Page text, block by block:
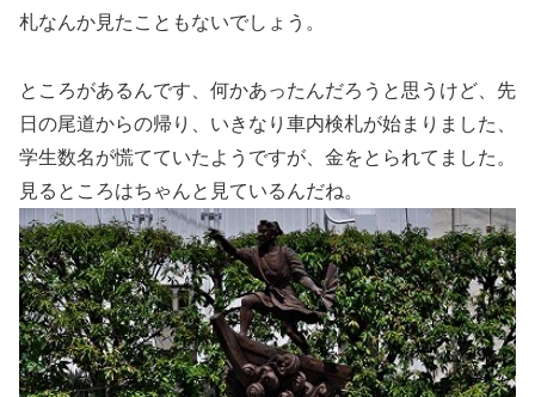
札なんか見たこともないでしょう。
ところがあるんです、何かあったんだろうと思うけど、先
日の尾道からの帰り、いきなり車内検札が始まりました、
学生数名が慌てていたようですが、金をとられてました。
見るところはちゃんと見ているんだね。